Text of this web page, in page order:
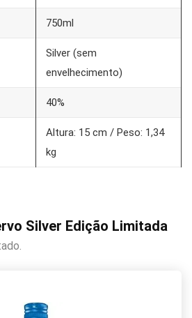
750ml
Silver (sem
envelhecimento)
40%
Altura: 15 cm / Peso: 1,34
kg
Silver Edição Limitada